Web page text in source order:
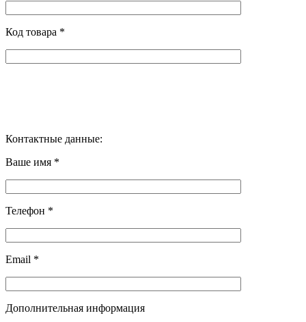
Код товара *
Контактные данные:
Ваше имя *
Телефон *
Email *
Дополнительная информация